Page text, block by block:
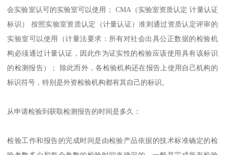
会实验室认可的实验室可以使用； CMA（实验室资质认定 计量认证
标识） 按照实验室资质认定（计量认证）准则通过资质认定评审的
实验室可以使用（计量法要求：所有对社会出具公正数据的检验机
构必须通过计量认证，因此作为证实性的检验应该使用具有该标识
的检测报告）； 除此而外，各检验机构还在报告上使用自己机构的
标识符号，特别是外资检验机构都有其自己的标识。
从申请检验到获取检测报告的时间是多久：
检验工作和报告的完成时间是由检验产品依据的技术标准确定的检